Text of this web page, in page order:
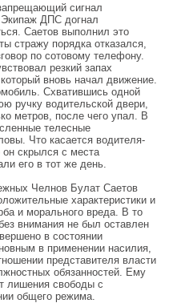
сигнал
Экипаж ДПС догнал
Саетов выполнил это
стражу порядка отказался,
по сотовому телефону.
резкий запах
вновь начал движение.
Схватившись одной
ручку водительской двери,
метров, после чего упал. В
телесные
Что касается водителя-
он скрылся с места
его в тот же день.
Челнов Булат Саетов
характеристики и
и морального вреда. В то
внимания не был оставлен
в состоянии
в применении насилия,
представителя власти
обязанностей. Ему
лишения свободы с
общего режима.